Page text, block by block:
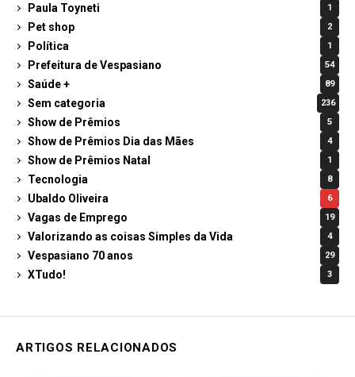
Paula Toyneti 1
Pet shop 2
Política 1
Prefeitura de Vespasiano 54
Saúde + 89
Sem categoria 236
Show de Prêmios 5
Show de Prêmios Dia das Mães 4
Show de Prêmios Natal 1
Tecnologia 8
Ubaldo Oliveira 6
Vagas de Emprego 19
Valorizando as coisas Simples da Vida 4
Vespasiano 70 anos 29
XTudo! 3
ARTIGOS RELACIONADOS